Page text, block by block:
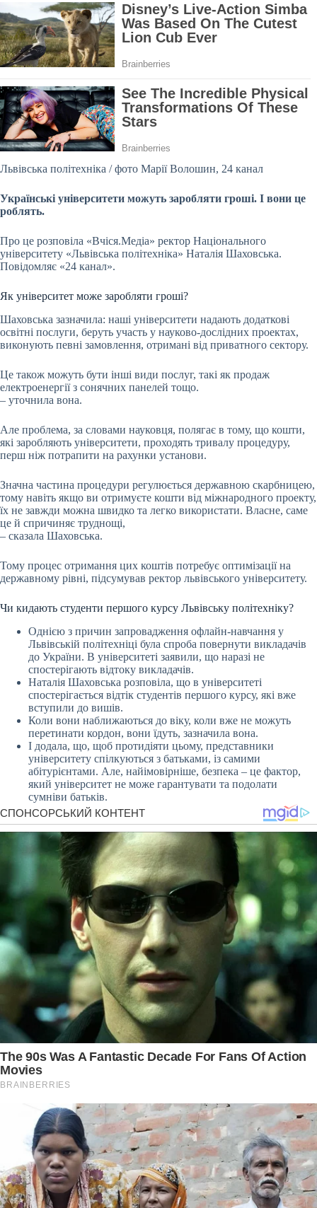
Львівська політехніка / фото Марії Волошин, 24 канал
Українські університети можуть заробляти гроші. І вони це
роблять.
Про це розповіла «Вчіся.Медіа» ректор Національного
університету «Львівська політехніка» Наталія Шаховська.
Повідомляє «24 канал».
Як університет може заробляти гроші?
Шаховська зазначила: наші університети надають додаткові
освітні послуги, беруть участь у науково-дослідних проектах,
виконують певні замовлення, отримані від приватного сектору.
Це також можуть бути інші види послуг, такі як продаж
електроенергії з сонячних панелей тощо.
– уточнила вона.
Але проблема, за словами науковця, полягає в тому, що кошти,
які заробляють університети, проходять тривалу процедуру,
перш ніж потрапити на рахунки установи.
Значна частина процедури регулюється державною скарбницею,
тому навіть якщо ви отримуєте кошти від міжнародного проекту,
їх не завжди можна швидко та легко використати. Власне, саме
це й спричиняє труднощі,
– сказала Шаховська.
Тому процес отримання цих коштів потребує оптимізації на
державному рівні, підсумував ректор львівського університету.
Чи кидають студенти першого курсу Львівську політехніку?
Однією з причин запровадження офлайн-навчання у
Львівській політехніці була спроба повернути викладачів
до України. В університеті заявили, що наразі не
спостерігають відтоку викладачів.
Наталія Шаховська розповіла, що в університеті
спостерігається відтік студентів першого курсу, які вже
вступили до вишів.
Коли вони наближаються до віку, коли вже не можуть
перетинати кордон, вони їдуть, зазначила вона.
І додала, що, щоб протидіяти цьому, представники
університету спілкуються з батьками, із самими
абітурієнтами. Але, найімовірніше, безпека – це фактор,
який університет не може гарантувати та подолати
сумніви батьків.